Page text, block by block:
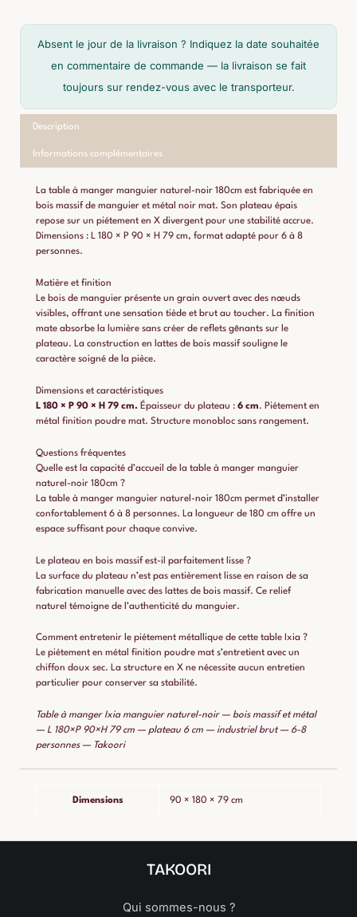
Absent le jour de la livraison ? Indiquez la date souhaitée
en commentaire de commande — la livraison se fait
toujours sur rendez-vous avec le transporteur.
Description
Informations complémentaires
La table à manger manguier naturel-noir 180cm est fabriquée en
bois massif de manguier et métal noir mat. Son plateau épais
repose sur un piétement en X divergent pour une stabilité accrue.
Dimensions : L 180 × P 90 × H 79 cm, format adapté pour 6 à 8
personnes.
Matière et finition
Le bois de manguier présente un grain ouvert avec des nœuds
visibles, offrant une sensation tiède et brut au toucher. La finition
mate absorbe la lumière sans créer de reflets gênants sur le
plateau. La construction en lattes de bois massif souligne le
caractère soigné de la pièce.
Dimensions et caractéristiques
L 180 × P 90 × H 79 cm. Épaisseur du plateau : 6 cm. Piétement en
métal finition poudre mat. Structure monobloc sans rangement.
Questions fréquentes
Quelle est la capacité d’accueil de la table à manger manguier
naturel-noir 180cm ?
La table à manger manguier naturel-noir 180cm permet d’installer
confortablement 6 à 8 personnes. La longueur de 180 cm offre un
espace suffisant pour chaque convive.
Le plateau en bois massif est-il parfaitement lisse ?
La surface du plateau n’est pas entièrement lisse en raison de sa
fabrication manuelle avec des lattes de bois massif. Ce relief
naturel témoigne de l’authenticité du manguier.
Comment entretenir le piétement métallique de cette table Ixia ?
Le piétement en métal finition poudre mat s’entretient avec un
chiffon doux sec. La structure en X ne nécessite aucun entretien
particulier pour conserver sa stabilité.
Table à manger Ixia manguier naturel-noir — bois massif et métal
— L 180×P 90×H 79 cm — plateau 6 cm — industriel brut — 6-8
personnes — Takoori
Dimensions 90 × 180 × 79 cm
TAKOORI
Qui sommes-nous ?